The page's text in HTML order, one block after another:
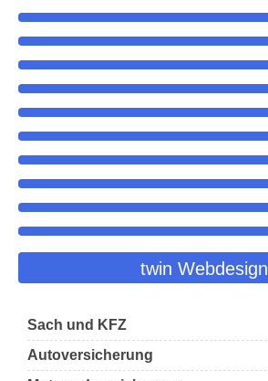
twin Webdesign
Sach und KFZ
Autoversicherung